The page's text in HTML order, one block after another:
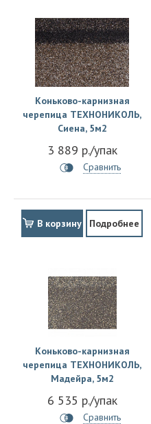
Коньково-карнизная
черепица ТЕХНОНИКОЛЬ,
Сиена, 5м2
3 889 р./упак
Сравнить
В корзину Подробнее
Коньково-карнизная
черепица ТЕХНОНИКОЛЬ,
Мадейра, 5м2
6 535 р./упак
Сравнить